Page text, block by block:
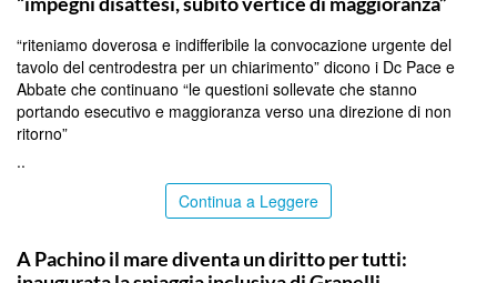
“riteniamo doverosa e indifferibile la convocazione urgente del
tavolo del centrodestra per un chiarimento” dicono i Dc Pace e
Abbate che continuano “le questioni sollevate che stanno
portando esecutivo e maggioranza verso una direzione di non
ritorno”
..
Continua a Leggere
A Pachino il mare diventa un diritto per tutti: